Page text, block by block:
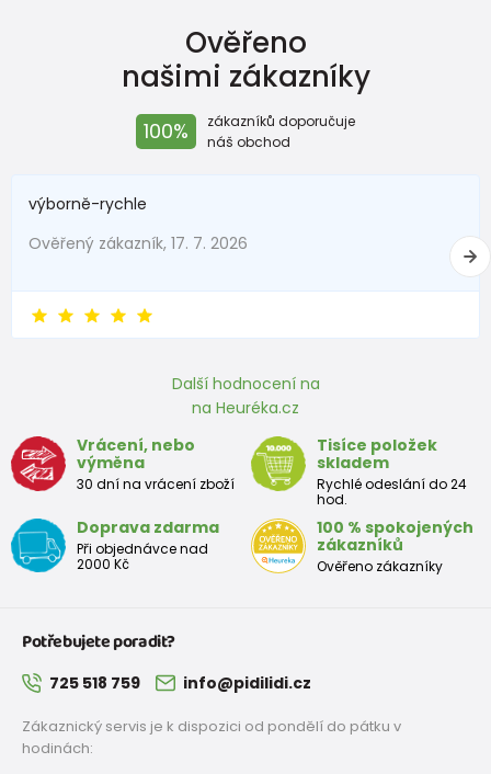
133 139 145
Botky pro předškoláka
Velikost
26
stélky v
mm
170 176 183 189 195 201 207 213
Boty pro školáka (teenager)
Velikost
EU
35 36 38 39 40 41
stélky v
mm
225 231 237 243 249 255 261 267
Ověřeno
našimi zákazníky
100%
zákazníků doporučuje
náš obchod
výborně-rychle
Ověřený zákazník, 17. 7. 2026
Další hodnocení na
na Heuréka.cz
Vrácení, nebo
výměna
30 dní na vrácení zboží
Tisíce položek
skladem
Rychlé odeslání do 24
hod.
Doprava zdarma
Při objednávce nad
2000 Kč
100 % spokojených
zákazníků
Ověřeno zákazníky
Potřebujete poradit?
725 518 759 info@pidilidi.cz
Zákaznický servis je k dispozici od pondělí do pátku v
hodinách: